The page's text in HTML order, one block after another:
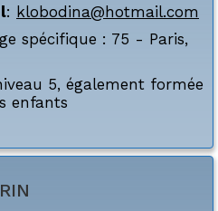
: klobodina@hotmail.com
spécifique : 75 - Paris,
5, également formée
enfants